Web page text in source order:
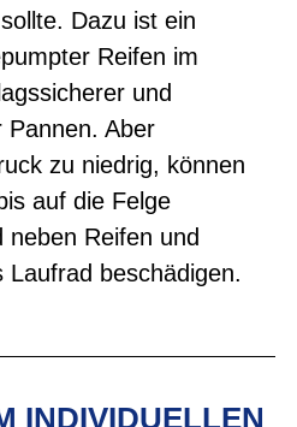
Dazu ist ein
Reifen im
und
Pannen. Aber
zu niedrig, können
auf die Felge
Reifen und
Laufrad beschädigen.
INDIVIDUELLEN